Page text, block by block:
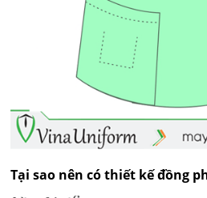
Tại sao nên có thiết kế đồng